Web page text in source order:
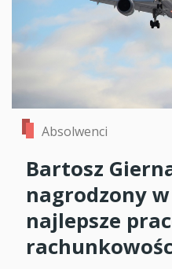
Absolwenci
Bartosz
nagrodzony
najlepsze